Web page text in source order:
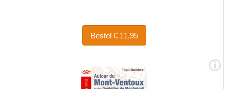
Bestel € 11,95